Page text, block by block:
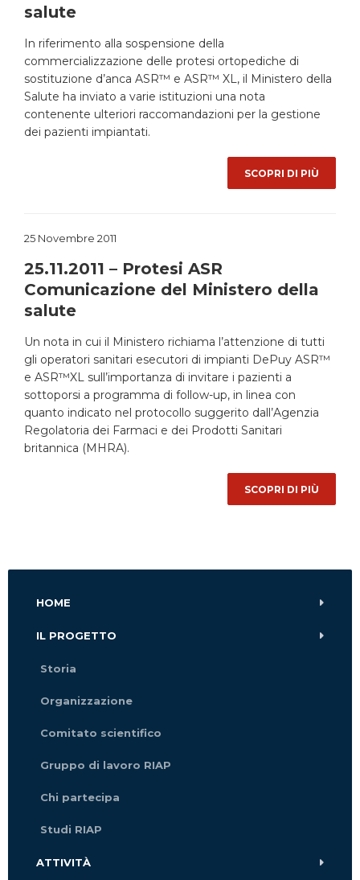
salute
In riferimento alla sospensione della
commercializzazione delle protesi ortopediche di
sostituzione d’anca ASR™ e ASR™ XL, il Ministero della
Salute ha inviato a varie istituzioni una nota
contenente ulteriori raccomandazioni per la gestione
dei pazienti impiantati.
SCOPRI DI PIÙ
25 Novembre 2011
25.11.2011 – Protesi ASR
Comunicazione del Ministero della
salute
Un nota in cui il Ministero richiama l’attenzione di tutti
gli operatori sanitari esecutori di impianti DePuy ASR™
e ASR™XL sull’importanza di invitare i pazienti a
sottoporsi a programma di follow-up, in linea con
quanto indicato nel protocollo suggerito dall’Agenzia
Regolatoria dei Farmaci e dei Prodotti Sanitari
britannica (MHRA).
SCOPRI DI PIÙ
HOME
IL PROGETTO
Storia
Organizzazione
Comitato scientifico
Gruppo di lavoro RIAP
Chi partecipa
Studi RIAP
ATTIVITÀ